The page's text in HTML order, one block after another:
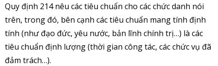
Quy định 214 nêu các tiêu chuẩn cho các chức danh nói
trên, trong đó, bên cạnh các tiêu chuẩn mang tính định
tính (như đạo đức, yêu nước, bản lĩnh chính trị…) là các
tiêu chuẩn định lượng (thời gian công tác, các chức vụ đã
đảm trách…).